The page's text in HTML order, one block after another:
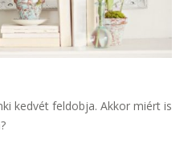
kedvét feldobja. Akkor miért is